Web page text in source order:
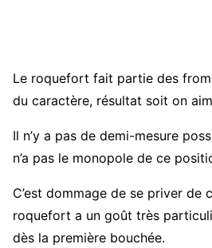
Le roquefort fait partie des
du caractère, résultat soit on
Il n’y a pas de demi-mesure
n’a pas le monopole de ce
C’est dommage de se priver de
roquefort a un goût très
dès la première bouchée.